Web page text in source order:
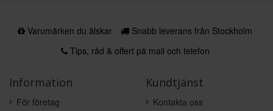
Varumärken du älskar
Snabb leverans från Stockholm
Tips, råd & offert på mail och telefon
Information
För företag
Kundtjänst
Kontakta oss